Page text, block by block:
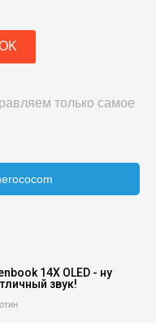
только самое
14X OLED - ну
звук!